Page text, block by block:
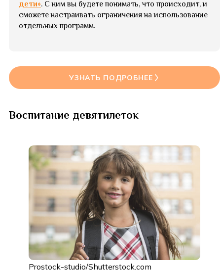
дети». С ним вы будете понимать, что происходит, и
сможете настраивать ограничения на использование
отдельных программ.
УЗНАТЬ ПОДРОБНЕЕ
Воспитание девятилеток
Prostock-studio/Shutterstock.com